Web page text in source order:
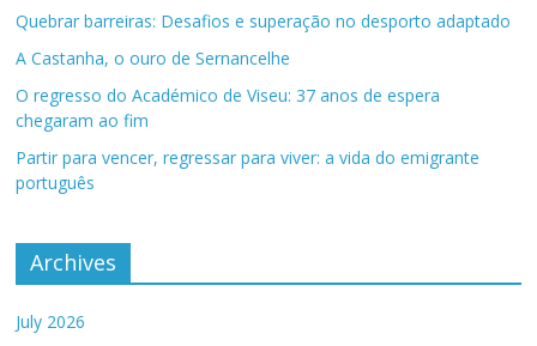
Quebrar barreiras: Desafios e superação no desporto adaptado
A Castanha, o ouro de Sernancelhe
O regresso do Académico de Viseu: 37 anos de espera
chegaram ao fim
Partir para vencer, regressar para viver: a vida do emigrante
português
Archives
July 2026